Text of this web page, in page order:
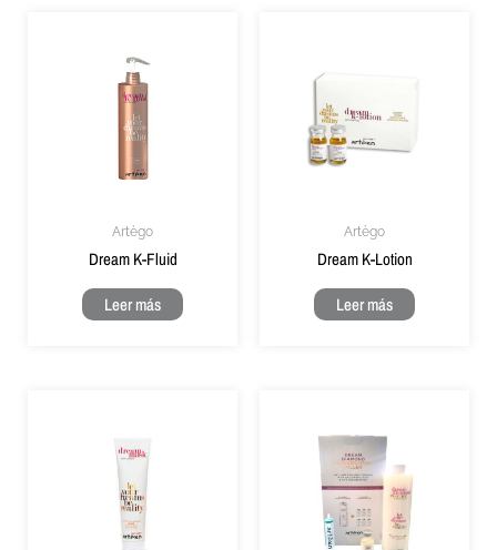
Artègo
Dream K-Fluid
Leer más
Artègo
Dream K-Lotion
Leer más